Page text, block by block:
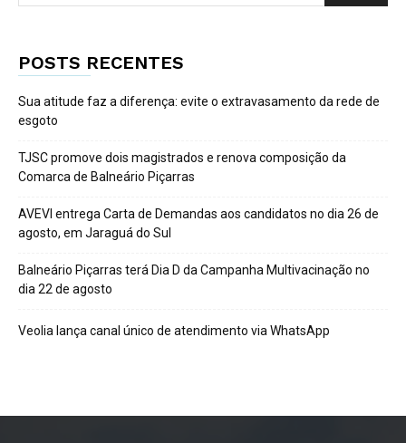
POSTS RECENTES
Sua atitude faz a diferença: evite o extravasamento da rede de
esgoto
TJSC promove dois magistrados e renova composição da
Comarca de Balneário Piçarras
AVEVI entrega Carta de Demandas aos candidatos no dia 26 de
agosto, em Jaraguá do Sul
Balneário Piçarras terá Dia D da Campanha Multivacinação no
dia 22 de agosto
Veolia lança canal único de atendimento via WhatsApp